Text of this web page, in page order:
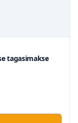
tagasimakse